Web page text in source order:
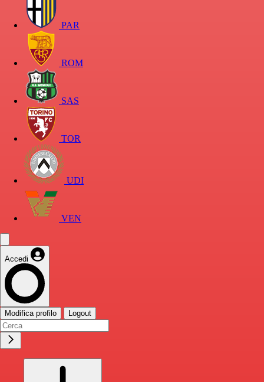
PAR
ROM
SAS
TOR
UDI
VEN
Accedi
Modifica profilo Logout